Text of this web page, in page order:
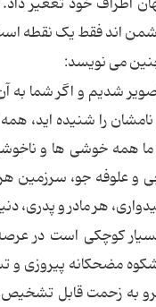
اند فقط یک نقطه است،
می نویسد:
شدیم و اگر شما
را شنیده اید،
ما همه خوشی ها و
و علوفه جو، سرزمین هر
هر مادر و پدری،
کوچکی است در عرصه
شکوه مضحکانه
به زحمت قابل